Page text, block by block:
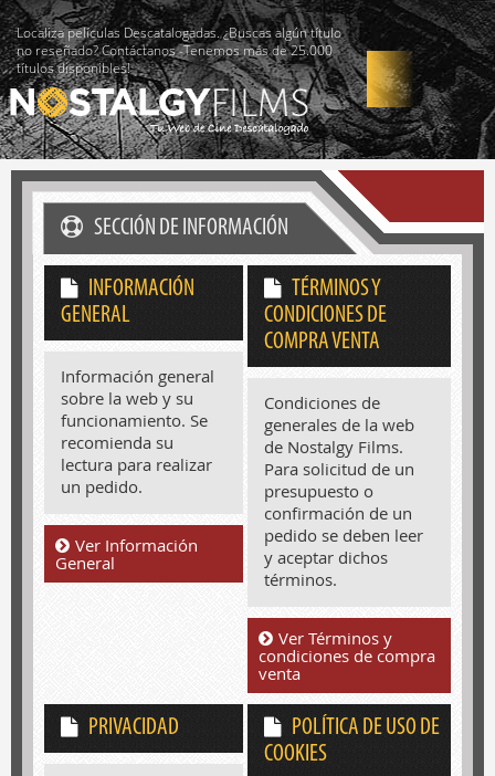
Localiza películas Descatalogadas. ¿Buscas algún título
no reseñado? Contáctanos -Tenemos más de 25.000
títulos disponibles!
SECCIÓN DE INFORMACIÓN
INFORMACIÓN
GENERAL
Información general
sobre la web y su
funcionamiento. Se
recomienda su
lectura para realizar
un pedido.
Ver Información
General
TÉRMINOS Y
CONDICIONES DE
COMPRA VENTA
Condiciones de
generales de la web
de Nostalgy Films.
Para solicitud de un
presupuesto o
confirmación de un
pedido se deben leer
y aceptar dichos
términos.
Ver Términos y
condiciones de compra
venta
PRIVACIDAD
POLÍTICA DE USO DE
COOKIES